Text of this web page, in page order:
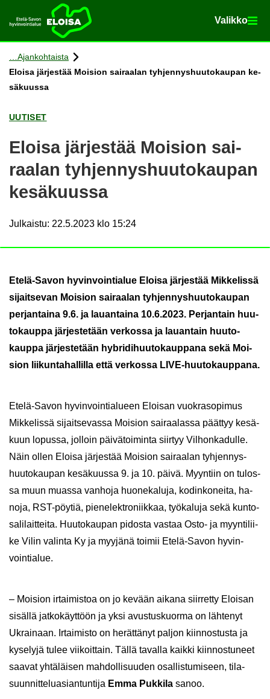
Etusi­vu Va­lik­ko
Va­lik­ko
Siir­ry si­säl­töön
Ajan­koh­tais­ta
Eloi­sa jär­jes­tää Moi­sion sai­raa­lan tyh­jen­nys­huu­to­kau­pan ke­
sä­kuus­sa
UU­TI­SET
Eloi­sa jär­jes­tää Moi­sion sai­
raa­lan tyh­jen­nys­huu­to­kau­pan
ke­sä­kuus­sa
Julkaistu: 22.5.2023 klo 15:24
Etelä-​Savon hy­vin­voin­tia­lue Eloi­sa jär­jes­tää Mik­ke­lis­sä
si­jait­se­van Moi­sion sai­raa­lan tyh­jen­nys­huu­to­kau­pan
per­jan­tai­na 9.6. ja lau­an­tai­na 10.6.2023. Per­jan­tain huu­
to­kaup­pa jär­jes­te­tään ver­kos­sa ja lau­an­tain huu­to­
kaup­pa jär­jes­te­tään hy­bri­di­huu­to­kaup­pa­na sekä Moi­
sion lii­kun­ta­hal­lil­la että ver­kos­sa LIVE-​huutokauppana.
Etelä-​Savon hy­vin­voin­tia­lu­een Eloi­san vuo­kra­so­pi­mus
Mik­ke­lis­sä si­jait­se­vas­sa Moi­sion sai­raa­las­sa päät­tyy ke­sä­
kuun lo­pus­sa, jol­loin päi­vä­toi­min­ta siir­tyy Vil­hon­ka­dul­le.
Näin ollen Eloi­sa jär­jes­tää Moi­sion sai­raa­lan tyh­jen­nys­
huu­to­kau­pan ke­sä­kuus­sa 9. ja 10. päivä. Myyn­tiin on tu­los­
sa muun muas­sa van­ho­ja huo­ne­ka­lu­ja, ko­din­ko­nei­ta, ha­
no­ja, RST-​pöytiä, pie­ne­lekt­ro­niik­kaa, työ­ka­lu­ja sekä kun­to­
sa­li­lait­tei­ta. Huu­to­kau­pan pi­dos­ta vas­taa Osto- ja myyn­ti­lii­
ke Vilin va­lin­ta Ky ja myy­jä­nä toi­mii Etelä-​Savon hy­vin­
voin­tia­lue.
– Moi­sion ir­tai­mis­toa on jo ke­vään ai­ka­na siir­ret­ty Eloi­san
si­säl­lä jat­ko­käyt­töön ja yksi avus­tus­kuor­ma on läh­te­nyt
Ukrai­naan. Ir­tai­mis­to on he­rät­tä­nyt pal­jon kiin­nos­tus­ta ja
ky­se­ly­jä tulee vii­koit­tain. Tällä ta­val­la kaik­ki kiin­nos­tu­neet
saa­vat yh­tä­läi­sen mah­dol­li­suu­den osal­lis­tu­mi­seen, ti­la­
suun­nit­te­lu­asian­tun­ti­ja Emma Puk­ki­la sanoo.